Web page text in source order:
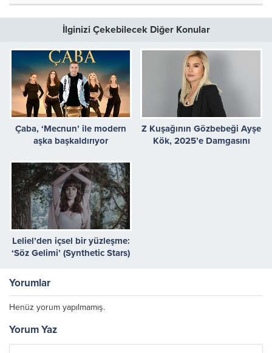
İlginizi Çekebilecek Diğer Konular
Çaba, ‘Mecnun’ ile modern
aşka başkaldırıyor
Z Kuşağının Gözbebeği Ayşe
Kök, 2025’e Damgasını
Leliel’den içsel bir yüzleşme:
‘Söz Gelimi’ (Synthetic Stars)
Yorumlar
Henüz yorum yapılmamış.
Yorum Yaz